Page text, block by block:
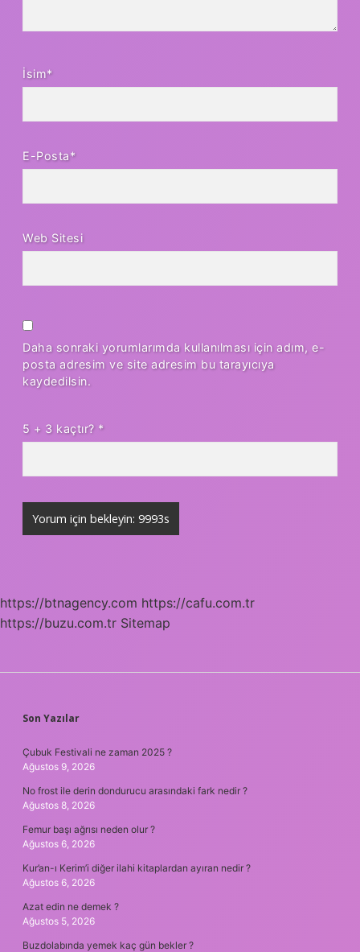
İsim*
E-Posta*
Web Sitesi
Daha sonraki yorumlarımda kullanılması için adım, e-
posta adresim ve site adresim bu tarayıcıya
kaydedilsin.
5 + 3 kaçtır? *
https://btnagency.com https://cafu.com.tr
https://buzu.com.tr Sitemap
SIDEBAR
Son Yazılar
Çubuk Festivali ne zaman 2025 ?
Ağustos 9, 2026
No frost ile derin dondurucu arasındaki fark nedir ?
Ağustos 8, 2026
Femur başı ağrısı neden olur ?
Ağustos 6, 2026
Kur’an-ı Kerim’i diğer ilahi kitaplardan ayıran nedir ?
Ağustos 6, 2026
Azat edin ne demek ?
Ağustos 5, 2026
Buzdolabında yemek kaç gün bekler ?